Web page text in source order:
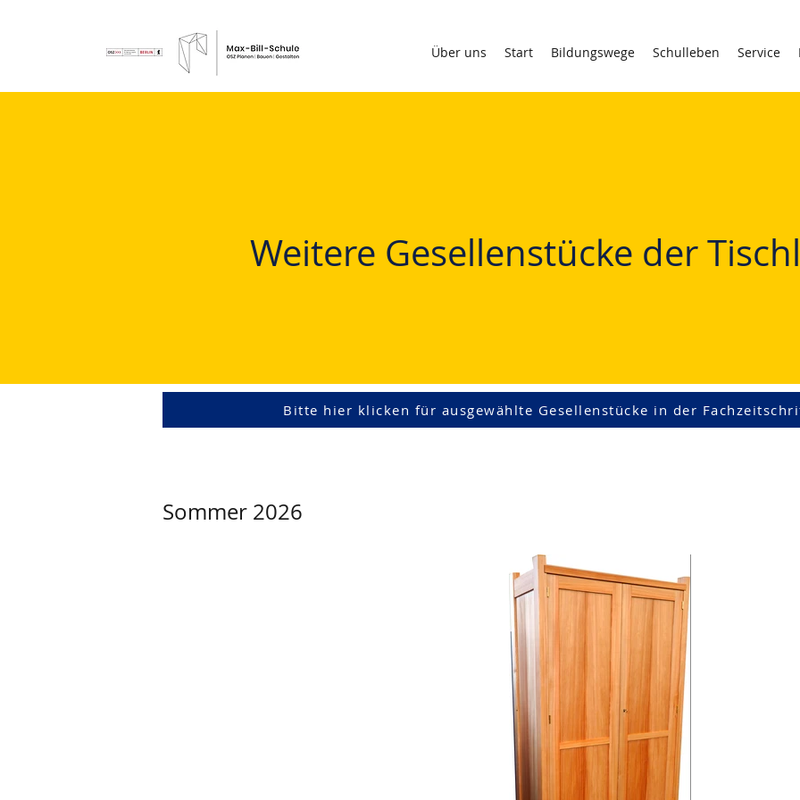
Über uns Start Bildungswege Schulleben Service
Weitere Gesellenstücke der
Bitte hier klicken für ausgewählte Gesellenstücke in der
Sommer 2026